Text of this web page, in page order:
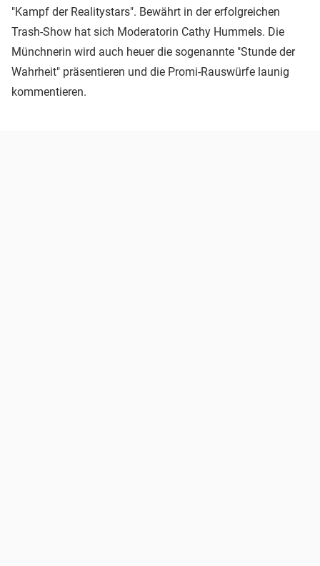
"Kampf der Realitystars". Bewährt in der erfolgreichen
Trash-Show hat sich Moderatorin Cathy Hummels. Die
Münchnerin wird auch heuer die sogenannte "Stunde der
Wahrheit" präsentieren und die Promi-Rauswürfe launig
kommentieren.